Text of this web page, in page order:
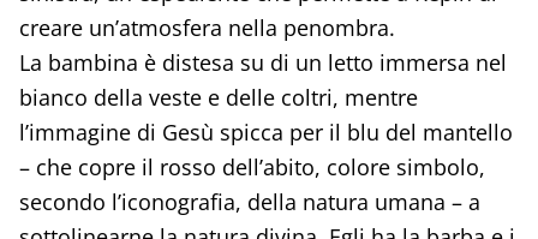
creare un’atmosfera nella penombra.
La bambina è distesa su di un letto immersa nel
bianco della veste e delle coltri, mentre
l’immagine di Gesù spicca per il blu del mantello
– che copre il rosso dell’abito, colore simbolo,
secondo l’iconografia, della natura umana – a